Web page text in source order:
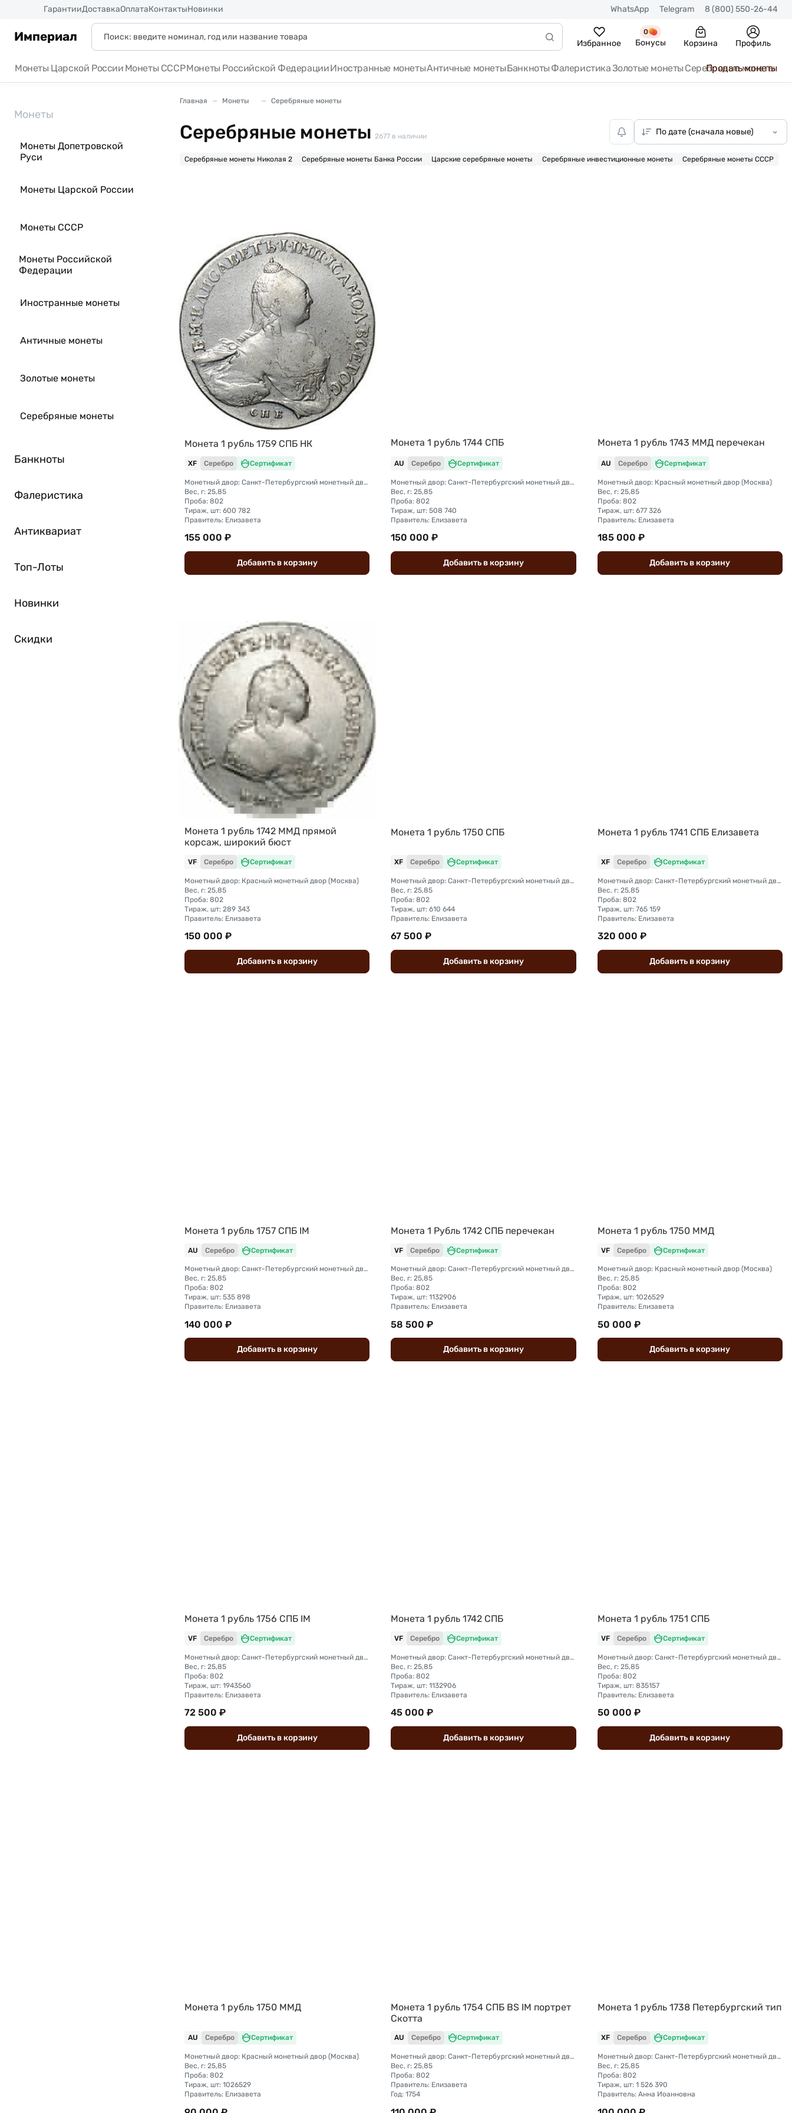
ГарантииДоставкаОплатаКонтактыНовинки WhatsApp Telegram 8 (800) 550-26-44
Империал Избранное
0
Бонусы Корзина Профиль
Монеты Царской России Монеты СССРМонеты Российской ФедерацииИностранные монетыАнтичные монетыБанкноты ФалеристикаЗолотые монеты Серебряные монеты
Продать монеты
Монеты
Монеты Допетровской
Руси
Монеты Царской России
Монеты СССР
Монеты Российской
Федерации
Иностранные монеты
Античные монеты
Золотые монеты
Серебряные монеты
Банкноты
Фалеристика
Антиквариат
Топ-Лоты
Новинки
Скидки
Главная Монеты Серебряные монеты
Серебряные монеты 2677 в наличии
Серебряные монеты Николая 2 Серебряные монеты Банка России Царские серебряные монеты Серебряные инвестиционные монеты Серебряные монеты СССР
Монета 1 рубль 1759 СПБ НК
XF Серебро Сертификат
Монетный двор: Санкт-Петербургский монетный двор
Вес, г: 25,85
Проба: 802
Тираж, шт: 600 782
Правитель: Елизавета
155 000 ₽
Добавить вкорзину
Монета 1 рубль 1744 СПБ
AU Серебро Сертификат
Монетный двор: Санкт-Петербургский монетный двор
Вес, г: 25,85
Проба: 802
Тираж, шт: 508 740
Правитель: Елизавета
150 000 ₽
Добавить вкорзину
Монета 1 рубль 1743 ММД перечекан
AU Серебро Сертификат
Монетный двор: Красный монетный двор (Москва)
Вес, г: 25,85
Проба: 802
Тираж, шт: 677 326
Правитель: Елизавета
185 000 ₽
Добавить в корзину
Монета 1 рубль 1742 ММД прямой
корсаж, широкий бюст
VF Серебро Сертификат
Монетный двор: Красный монетный двор (Москва)
Вес, г: 25,85
Проба: 802
Тираж, шт: 289 343
Правитель: Елизавета
150 000 ₽
Добавить вкорзину
Монета 1 рубль 1750 СПБ
XF Серебро Сертификат
Монетный двор: Санкт-Петербургский монетный двор
Вес, г: 25,85
Проба: 802
Тираж, шт: 610 644
Правитель: Елизавета
67 500 ₽
Добавить вкорзину
Монета 1 рубль 1741 СПБ Елизавета
XF Серебро Сертификат
Монетный двор: Санкт-Петербургский монетный двор
Вес, г: 25,85
Проба: 802
Тираж, шт: 765 159
Правитель: Елизавета
320 000 ₽
Добавить в корзину
Монета 1 рубль 1757 СПБ IM
AU Серебро Сертификат
Монетный двор: Санкт-Петербургский монетный двор
Вес, г: 25,85
Проба: 802
Тираж, шт: 535 898
Правитель: Елизавета
140 000 ₽
Добавить вкорзину
Монета 1 Рубль 1742 СПБ перечекан
VF Серебро Сертификат
Монетный двор: Санкт-Петербургский монетный двор
Вес, г: 25,85
Проба: 802
Тираж, шт: 1132906
Правитель: Елизавета
58 500 ₽
Добавить вкорзину
Монета 1 рубль 1750 ММД
VF Серебро Сертификат
Монетный двор: Красный монетный двор (Москва)
Вес, г: 25,85
Проба: 802
Тираж, шт: 1026529
Правитель: Елизавета
50 000 ₽
Добавить в корзину
Монета 1 рубль 1756 CПБ IM
VF Серебро Сертификат
Монетный двор: Санкт-Петербургский монетный двор
Вес, г: 25,85
Проба: 802
Тираж, шт: 1943560
Правитель: Елизавета
72 500 ₽
Добавить вкорзину
Монета 1 рубль 1742 СПБ
VF Серебро Сертификат
Монетный двор: Санкт-Петербургский монетный двор
Вес, г: 25,85
Проба: 802
Тираж, шт: 1132906
Правитель: Елизавета
45 000 ₽
Добавить вкорзину
Монета 1 рубль 1751 СПБ
VF Серебро Сертификат
Монетный двор: Санкт-Петербургский монетный двор
Вес, г: 25,85
Проба: 802
Тираж, шт: 835157
Правитель: Елизавета
50 000 ₽
Добавить в корзину
Монета 1 рубль 1750 ММД
AU Серебро Сертификат
Монетный двор: Красный монетный двор (Москва)
Вес, г: 25,85
Проба: 802
Тираж, шт: 1026529
Правитель: Елизавета
Монета 1 рубль 1754 CПБ BS IM портрет
Скотта
AU Серебро Сертификат
Монетный двор: Санкт-Петербургский монетный двор
Вес, г: 25,85
Проба: 802
Правитель: Елизавета
Год: 1754
Монета 1 рубль 1738 Петербургский тип
XF Серебро Сертификат
Монетный двор: Санкт-Петербургский монетный двор
Вес, г: 25,85
Проба: 802
Тираж, шт: 1 526 390
Правитель: Анна Иоанновна